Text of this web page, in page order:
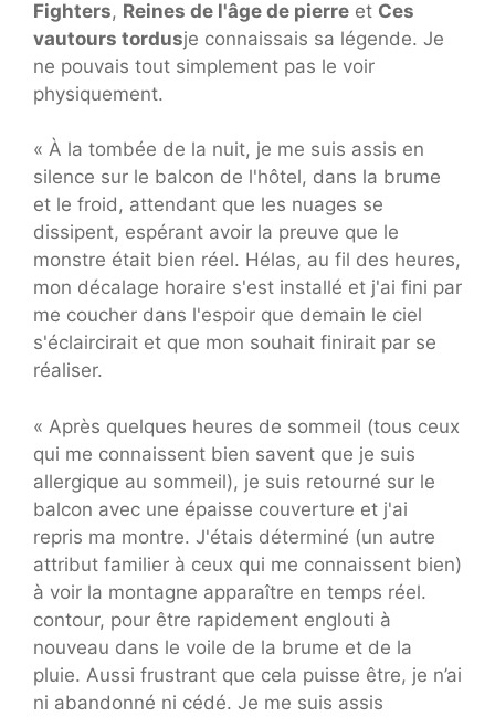
Fighters, Reines de l'âge de pierre et Ces
vautours tordusje connaissais sa légende. Je
ne pouvais tout simplement pas le voir
physiquement.
« À la tombée de la nuit, je me suis assis en
silence sur le balcon de l'hôtel, dans la brume
et le froid, attendant que les nuages ​​se
dissipent, espérant avoir la preuve que le
monstre était bien réel. Hélas, au fil des heures,
mon décalage horaire s'est installé et j'ai fini par
me coucher dans l'espoir que demain le ciel
s'éclaircirait et que mon souhait finirait par se
réaliser.
« Après quelques heures de sommeil (tous ceux
qui me connaissent bien savent que je suis
allergique au sommeil), je suis retourné sur le
balcon avec une épaisse couverture et j'ai
repris ma montre. J'étais déterminé (un autre
attribut familier à ceux qui me connaissent bien)
à voir la montagne apparaître en temps réel.
contour, pour être rapidement englouti à
nouveau dans le voile de la brume et de la
pluie. Aussi frustrant que cela puisse être, je n’ai
ni abandonné ni cédé. Je me suis assis